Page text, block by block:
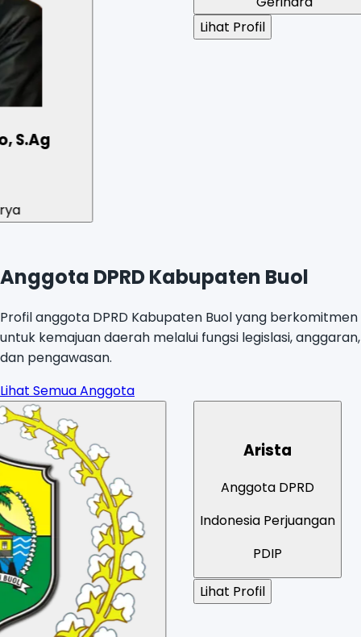
Anggota DPRD Kabupaten Buol
Profil anggota DPRD Kabupaten Buol yang berkomitmen
untuk kemajuan daerah melalui fungsi legislasi, anggaran,
dan pengawasan.
Lihat Semua Anggota